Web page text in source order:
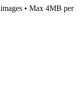
images • Max 4MB per